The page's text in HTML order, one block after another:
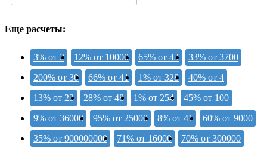
Еще расчеты:
3% от 2 12% от 10000 65% от 43
33% от 3700
200% от 30
66% от 41 1% от 328
40% от 4
13% от 23
28% от 48 1% от 254
45% от 100
9% от 36000
95% от 25000 8% от 41
60% от 9000
35% от 900000000
71% от 16000 70% от 300000